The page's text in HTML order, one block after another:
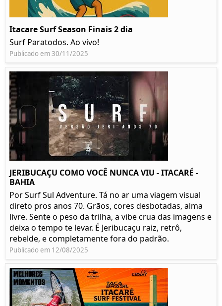
Itacare Surf Season Finais 2 dia
Surf Paratodos. Ao vivo!
Publicado em 30/11/2025
JERIBUCAÇU COMO VOCÊ NUNCA VIU - ITACARÉ -
BAHIA
Por Surf Sul Adventure. Tá no ar uma viagem visual
direto pros anos 70. Grãos, cores desbotadas, alma
livre. Sente o peso da trilha, a vibe crua das imagens e
deixa o tempo te levar. É Jeribucaçu raiz, retrô,
rebelde, e completamente fora do padrão.
Publicado em 12/08/2025